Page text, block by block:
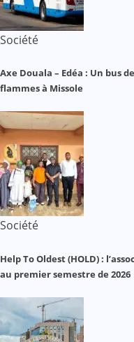
Société
Axe Douala – Edéa : Un bus
flammes à Missole
Société
Help To Oldest (HOLD) :
au premier semestre de 2026